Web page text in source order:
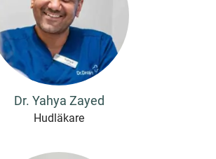
Dr. Yahya Zayed
Hudläkare